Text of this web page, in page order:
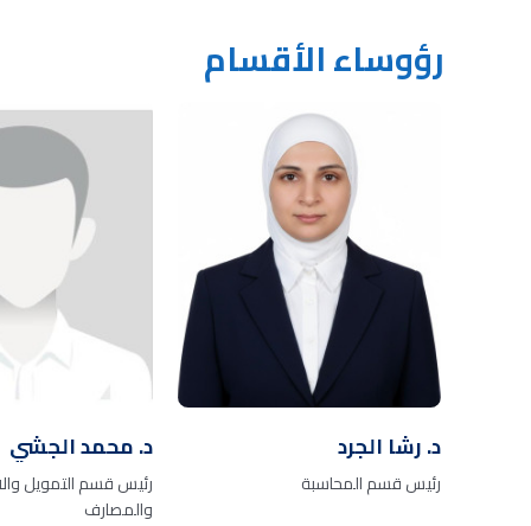
رؤوساء الأقسام
د. رشا الجرد
رئيس قسم المحاسبة
د. محمد الجشي
رئيس قسم التمويل
والمصارف